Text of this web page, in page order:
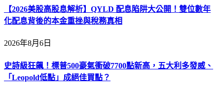
【2026美股高股息解析】QYLD 配息陷阱大公開！雙位數年
化配息背後的本金重挫與稅務真相
2026年8月6日
史詩級狂飆！標普500豪氣衝破7700點新高，五大利多發威、
「Leopold低點」成絕佳買點？